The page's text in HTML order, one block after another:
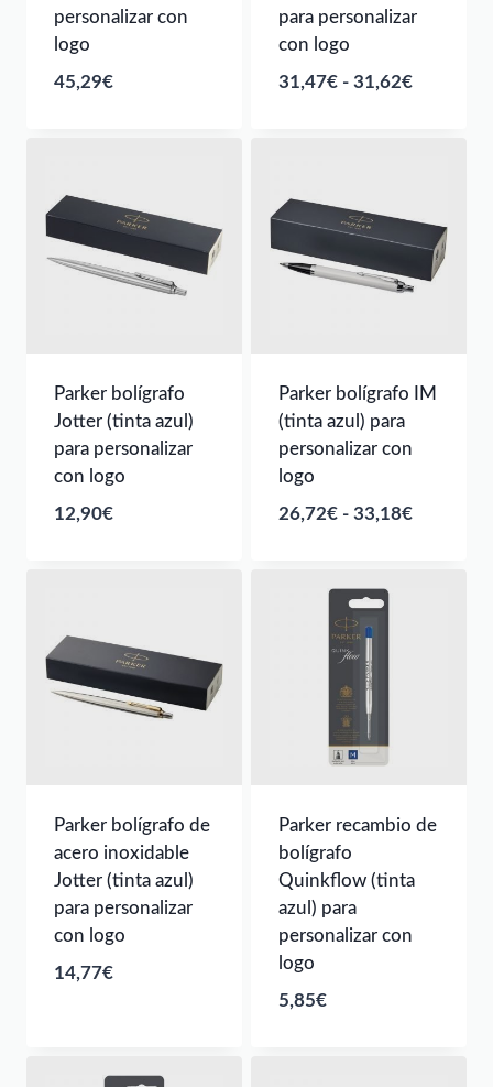
personalizar con
logo
45,29€
para personalizar
con logo
31,47€ - 31,62€Rango
hasta
31,62€
Parker bolígrafo
Jotter (tinta azul)
para personalizar
con logo
12,90€
Parker bolígrafo IM
(tinta azul) para
personalizar con
logo
26,72€ - 33,18€Rango
Parker bolígrafo de
acero inoxidable
Jotter (tinta azul)
para personalizar
con logo
14,77€
Parker recambio de
bolígrafo
Quinkflow (tinta
azul) para
personalizar con
logo
5,85€